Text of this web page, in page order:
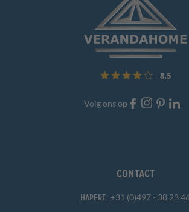
8,5
Volg ons op
Contact
Hapert: +31 (0)497 - 38 23